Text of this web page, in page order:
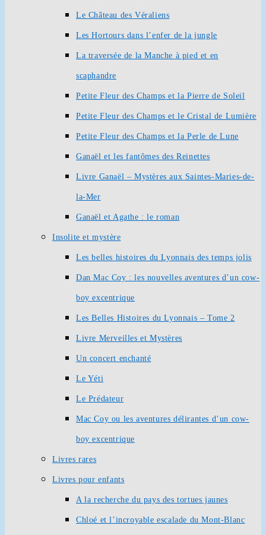
Le Château des Véraliens
Les Hortours dans l’enfer de la jungle
La traversée de la Manche à pied et en
scaphandre
Petite Fleur des Champs et la Pierre de Soleil
Petite Fleur des Champs et le Cristal de Lumière
Petite Fleur des Champs et la Perle de Lune
Ganaël et les fantômes des Reinettes
Livre Ganaël – Mystères aux Saintes-Maries-de-
la-Mer
Ganaël et Agathe : le roman
Insolite et mystère
Les belles histoires du Lyonnais des temps jolis
Dan Mac Coy : les nouvelles aventures d’un cow-
boy excentrique
Les Belles Histoires du Lyonnais – Tome 2
Livre Merveilles et Mystères
Un concert enchanté
Le Yéti
Le Prédateur
Mac Coy ou les aventures délirantes d’un cow-
boy excentrique
Livres rares
Livres pour enfants
A la recherche du pays des tortues jaunes
Chloé et l’incroyable escalade du Mont-Blanc